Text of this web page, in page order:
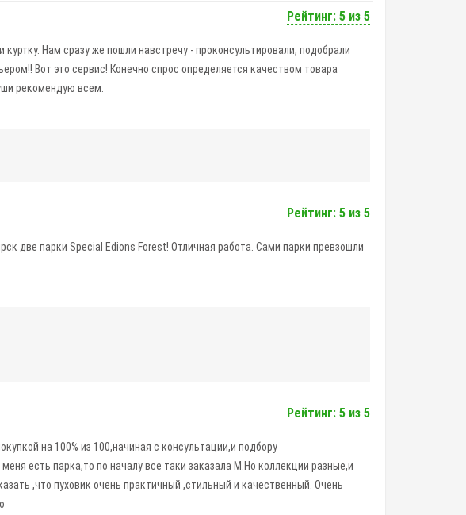
Рейтинг: 5 из 5
Нам сразу же пошли навстречу - проконсультировали, подобрали
Вот это сервис! Конечно спрос определяется качеством товара
рекомендую всем.
Рейтинг: 5 из 5
две парки Special Edions Forest! Отличная работа. Сами парки превзошли
Рейтинг: 5 из 5
на 100% из 100,начиная с консультации,и подбору
есть парка,то по началу все таки заказала М.Но коллекции разные,и
,что пуховик очень практичный ,стильный и качественный. Очень